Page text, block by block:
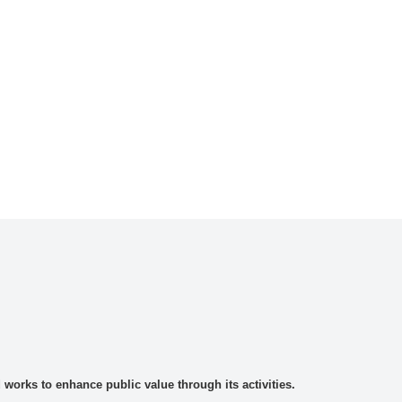
to enhance public value through its activities.